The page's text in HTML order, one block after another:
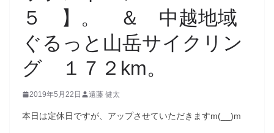
５ 】。 ＆ 中越地域
ぐるっと山岳サイクリン
グ １７２km。
2019年5月22日 遠藤 健太
本日は定休日ですが、アップさせていただきますm(__)m